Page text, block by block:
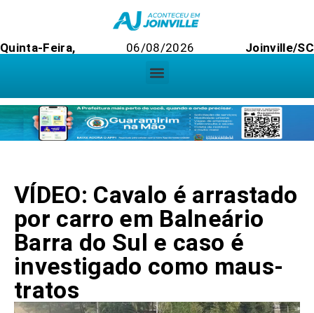
Quinta-Feira, 06/08/2026 Joinville/SC
VÍDEO: Cavalo é arrastado
por carro em Balneário
Barra do Sul e caso é
investigado como maus-
tratos